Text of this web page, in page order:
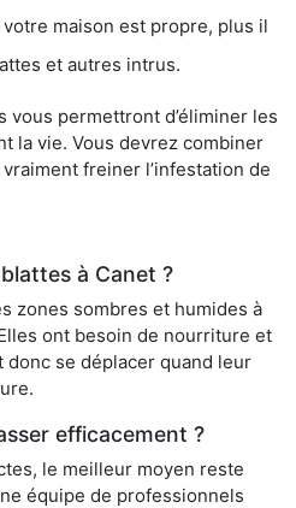
maison est propre, plus il
et autres intrus.
permettront d’éliminer les
la vie. Vous devrez combiner
freiner l’infestation de
à Canet ?
zones sombres et humides à
ont besoin de nourriture et
se déplacer quand leur
efficacement ?
le meilleur moyen reste
équipe de professionnels